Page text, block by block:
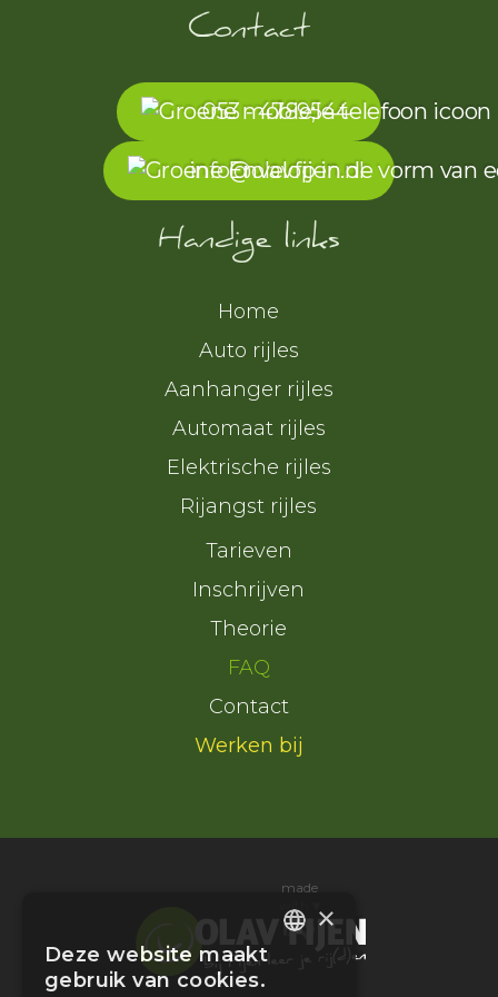
Contact
053 - 4789544
info@olavfijen.nl
Handige links
Home
Auto rijles
Aanhanger rijles
Automaat rijles
Elektrische rijles
Rijangst rijles
Tarieven
Inschrijven
Theorie
FAQ
Contact
Werken bij
made
with ♥ ×
Deze website maakt
gebruik van cookies.